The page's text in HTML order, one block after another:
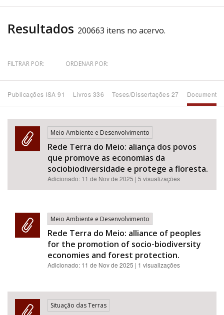
Até
Povo Indígena
Subtema
Área de Levantamento
Área Protegida
BUSCAR
Resultados 200663 itens no acervo.
FILTRAR POR: ORDENAR POR:
Publicações ISA 91 Livros 336 Teses/Dissertações 27
Meio Ambiente e Desenvolvimento
Rede Terra do Meio: aliança dos povos
que promove as economias da
sociobiodiversidade e protege a floresta.
Adicionado: 11 de Nov de 2025 | 5 visualizações
Meio Ambiente e Desenvolvimento
Rede Terra do Meio: alliance of peoples
for the promotion of socio-biodiversity
economies and forest protection.
Adicionado: 11 de Nov de 2025 | 1 visualizações
Situação das Terras